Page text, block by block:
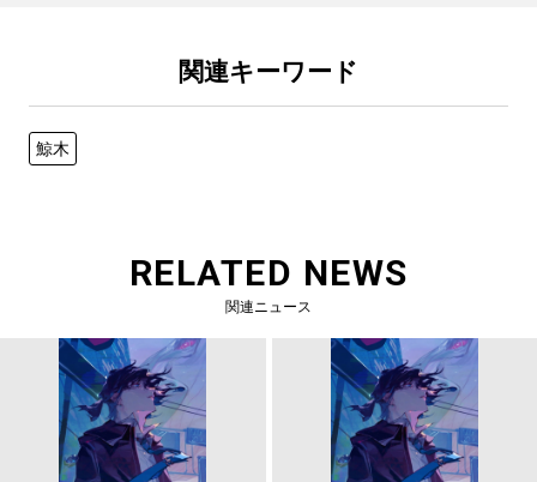
関連キーワード
鯨木
RELATED NEWS
関連ニュース